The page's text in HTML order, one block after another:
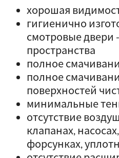
хорошая
гигиенично
смотровые двери
пространства
полное
полное
поверхностей
минимальные
отсутствие
клапанах,
форсунках,